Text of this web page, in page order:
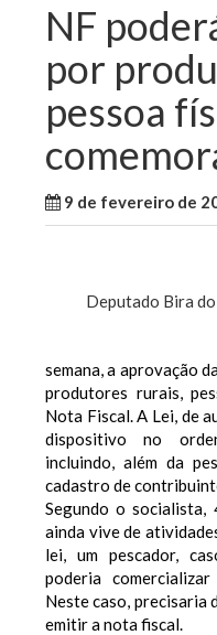
NF
por
pessoa
9 de fevereiro de
Deputado Bira
semana, a aprovação
produtores rurais,
Nota Fiscal. A Lei, de
dispositivo no
incluindo, além da
cadastro de
Segundo o socialista,
ainda vive de
lei, um pescador,
poderia
Neste caso, precisaria
emitir a nota fiscal.